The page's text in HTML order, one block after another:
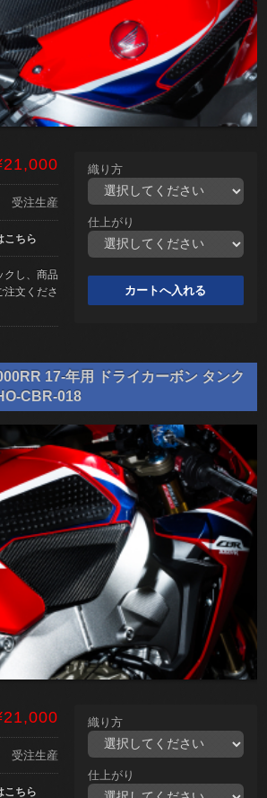
受注生産
こちら
クし、商品
注文くださ
織り方
仕上がり
17-年用 ドライカーボン タンク
CBR-018
受注生産
こちら
織り方
仕上がり